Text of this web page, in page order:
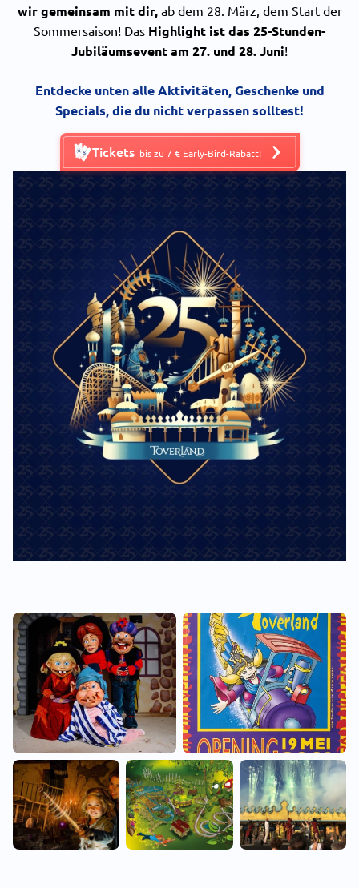
wir gemeinsam mit dir, ab dem 28. März, dem Start der
Sommersaison! Das Highlight ist das 25-Stunden-
Jubiläumsevent am 27. und 28. Juni!
Entdecke unten alle Aktivitäten, Geschenke und
Specials, die du nicht verpassen solltest!
Tickets bis zu 7 € Early-Bird-Rabatt!